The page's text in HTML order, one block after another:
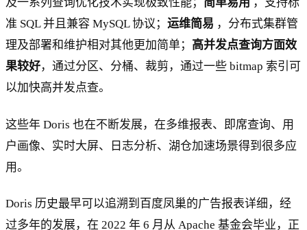
准 SQL 并且兼容 MySQL 协议； 运维简易 ，分布式集群管
理及部署和维护相对其他更加简单； 高并发点查询方面效
果较好，通过分区、分桶、裁剪，通过一些 bitmap 索引可
以加快高并发点查。
这些年 Doris 也在不断发展，在多维报表、即席查询、用
户画像、实时大屏、日志分析、湖仓加速场景得到很多应
用。
Doris 历史最早可以追溯到百度凤巢的广告报表详细，经
过多年的发展，在 2022 年 6 月从 Apache 基金会毕业，正